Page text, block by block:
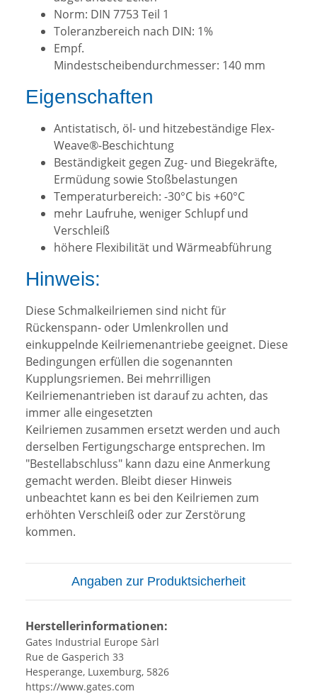
Norm: DIN 7753 Teil 1
Toleranzbereich nach DIN: 1%
Empf.
Mindestscheibendurchmesser: 140 mm
Eigenschaften
Antistatisch, öl- und hitzebeständige Flex-
Weave®-Beschichtung
Beständigkeit gegen Zug- und Biegekräfte,
Ermüdung sowie Stoßbelastungen
Temperaturbereich: -30°C bis +60°C
mehr Laufruhe, weniger Schlupf und
Verschleiß
höhere Flexibilität und Wärmeabführung
Hinweis:
Diese Schmalkeilriemen sind nicht für
Rückenspann- oder Umlenkrollen und
einkuppelnde Keilriemenantriebe geeignet. Diese
Bedingungen erfüllen die sogenannten
Kupplungsriemen. Bei mehrrilligen
Keilriemenantrieben ist darauf zu achten, das
immer alle eingesetzten
Keilriemen zusammen ersetzt werden und auch
derselben Fertigungscharge entsprechen. Im
"Bestellabschluss" kann dazu eine Anmerkung
gemacht werden. Bleibt dieser Hinweis
unbeachtet kann es bei den Keilriemen zum
erhöhten Verschleiß oder zur Zerstörung
kommen.
Angaben zur Produktsicherheit
Herstellerinformationen:
Gates Industrial Europe Sàrl
Rue de Gasperich 33
Hesperange, Luxemburg, 5826
https://www.gates.com